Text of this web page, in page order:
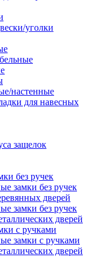
уголки
настенные
для навесных
защелок
без ручек
замки без ручек
дверей
замки без ручек
дверей
с ручками
замки с ручками
дверей